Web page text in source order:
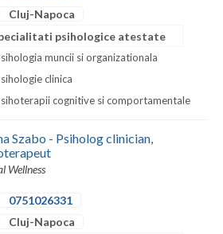
Cluj-Napoca
psihologice atestate
muncii si organizationala
clinica
cognitive si comportamentale
Szabo - Psiholog clinician,
Wellness
0751026331
Cluj-Napoca